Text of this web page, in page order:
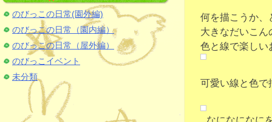
何を描こうか、
大きなだいこん
色と線で楽しい
可愛い線と色で
なになになに
のびっこの日常(園外編)
のびっこの日常（園内編）
のびっこの日常（屋外編）
のびっこイベント
未分類